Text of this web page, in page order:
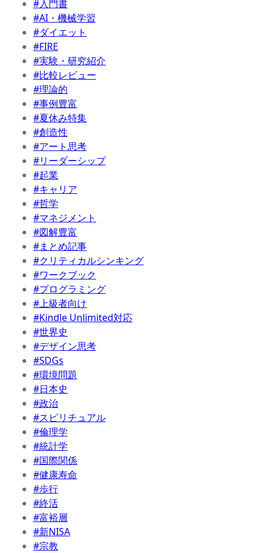
#入門書
#AI・機械学習
#ダイエット
#FIRE
#実験・研究紹介
#比較レビュー
#理論的
#事例豊富
#夏休み特集
#創造性
#アート思考
#リーダーシップ
#起業
#キャリア
#哲学
#マネジメント
#図解豊富
#まとめ記事
#クリティカルシンキング
#ワークブック
#プログラミング
#上級者向け
#Kindle Unlimited対応
#世界史
#デザイン思考
#SDGs
#環境問題
#日本史
#政治
#スピリチュアル
#倫理学
#統計学
#国際関係
#健康寿命
#歩行
#終活
#富裕層
#新NISA
#宗教